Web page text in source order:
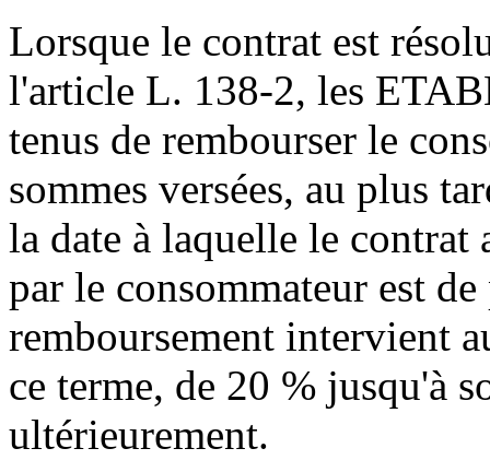
Lorsque le contrat est
l'article L. 138-2, les
tenus de rembourser le
sommes versées, au plus
la date à laquelle le contrat
par le consommateur est
remboursement intervient
ce terme, de 20 % jusqu'à
ultérieurement.